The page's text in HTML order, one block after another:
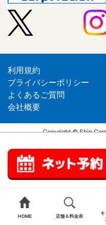
HOME 店舗＆料金表
利用規約
プライバシーポリシー
よくあるご質問
会社概要
Copyright © Shin